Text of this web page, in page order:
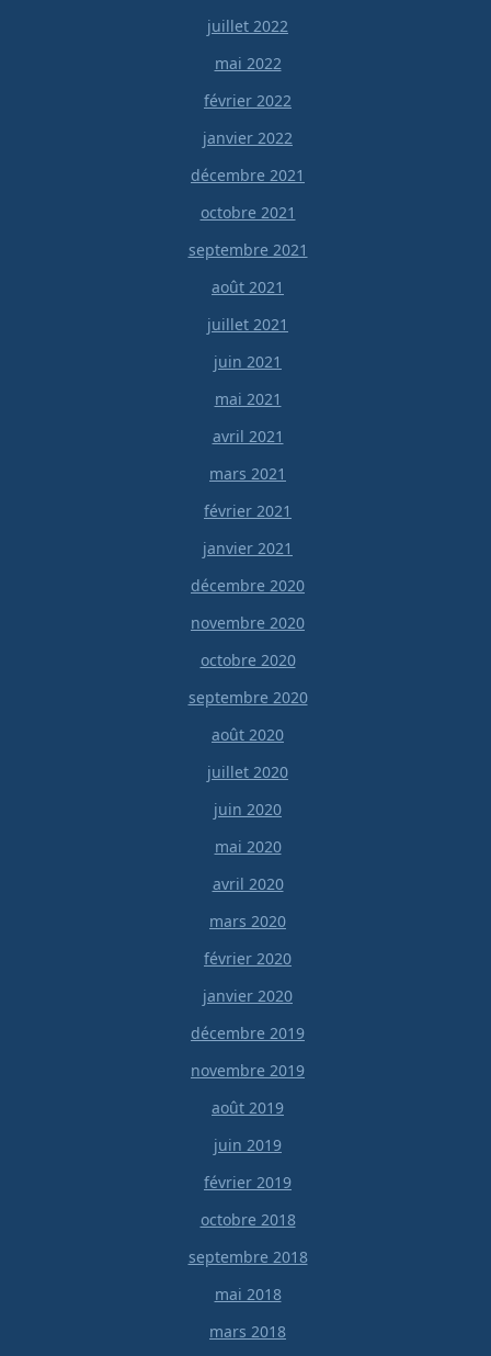
juillet 2022
mai 2022
février 2022
janvier 2022
décembre 2021
octobre 2021
septembre 2021
août 2021
juillet 2021
juin 2021
mai 2021
avril 2021
mars 2021
février 2021
janvier 2021
décembre 2020
novembre 2020
octobre 2020
septembre 2020
août 2020
juillet 2020
juin 2020
mai 2020
avril 2020
mars 2020
février 2020
janvier 2020
décembre 2019
novembre 2019
août 2019
juin 2019
février 2019
octobre 2018
septembre 2018
mai 2018
mars 2018